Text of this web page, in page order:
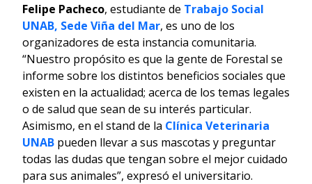
Felipe Pacheco, estudiante de Trabajo Social
UNAB, Sede Viña del Mar, es uno de los
organizadores de esta instancia comunitaria.
“Nuestro propósito es que la gente de Forestal se
informe sobre los distintos beneficios sociales que
existen en la actualidad; acerca de los temas legales
o de salud que sean de su interés particular.
Asimismo, en el stand de la Clínica Veterinaria
UNAB pueden llevar a sus mascotas y preguntar
todas las dudas que tengan sobre el mejor cuidado
para sus animales”, expresó el universitario.